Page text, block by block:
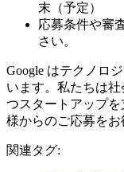
末（予定）
応募条件や審
さい。
Google はテクノロ
います。私たちは
つスタートアップ
様からのご応募をお
関連タグ: